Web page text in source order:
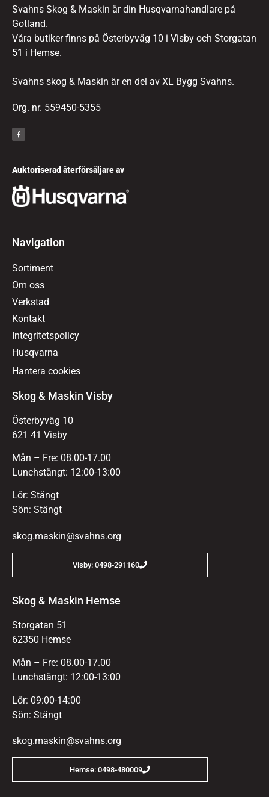
Svahns Skog & Maskin är din Husqvarnahandlare på
Gotland.
Våra butiker finns på Österbyväg 10 i Visby och Storgatan
51 i Hemse.
Svahns skog & Maskin är en del av XL Bygg Svahns.
Org. nr. 559450-5355
Auktoriserad återförsäljare av
Navigation
Sortiment
Om oss
Verkstad
Kontakt
Integritetspolicy
Husqvarna
Hantera cookies
Skog & Maskin Visby
Österbyväg 10
621 41 Visby
Mån – Fre: 08.00-17.00
Lunchstängt: 12:00-13:00
Lör: Stängt
Sön: Stängt
skog.maskin@svahns.org
Visby: 0498-291160
Skog & Maskin Hemse
Storgatan 51
62350 Hemse
Mån – Fre: 08.00-17.00
Lunchstängt: 12:00-13:00
Lör: 09:00-14:00
Sön: Stängt
skog.maskin@svahns.org
Hemse: 0498-480009